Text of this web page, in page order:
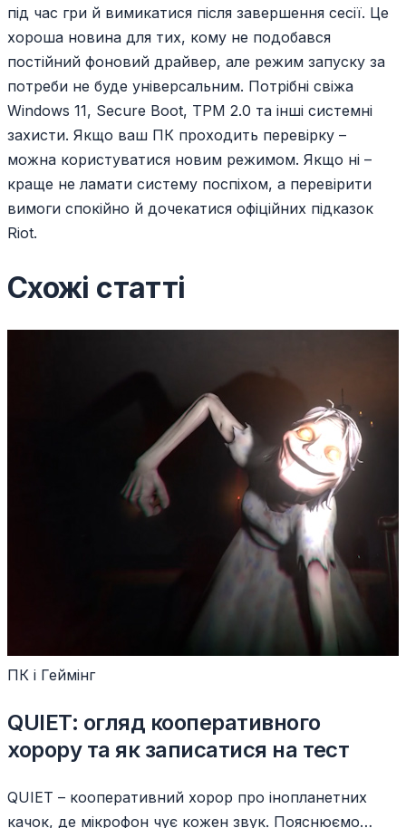
під час гри й вимикатися після завершення сесії. Це
хороша новина для тих, кому не подобався
постійний фоновий драйвер, але режим запуску за
потреби не буде універсальним. Потрібні свіжа
Windows 11, Secure Boot, TPM 2.0 та інші системні
захисти. Якщо ваш ПК проходить перевірку –
можна користуватися новим режимом. Якщо ні –
краще не ламати систему поспіхом, а перевірити
вимоги спокійно й дочекатися офіційних підказок
Riot.
Схожі статті
ПК і Геймінг
QUIET: огляд кооперативного
хорору та як записатися на тест
QUIET – кооперативний хорор про інопланетних
качок, де мікрофон чує кожен звук. Пояснюємо